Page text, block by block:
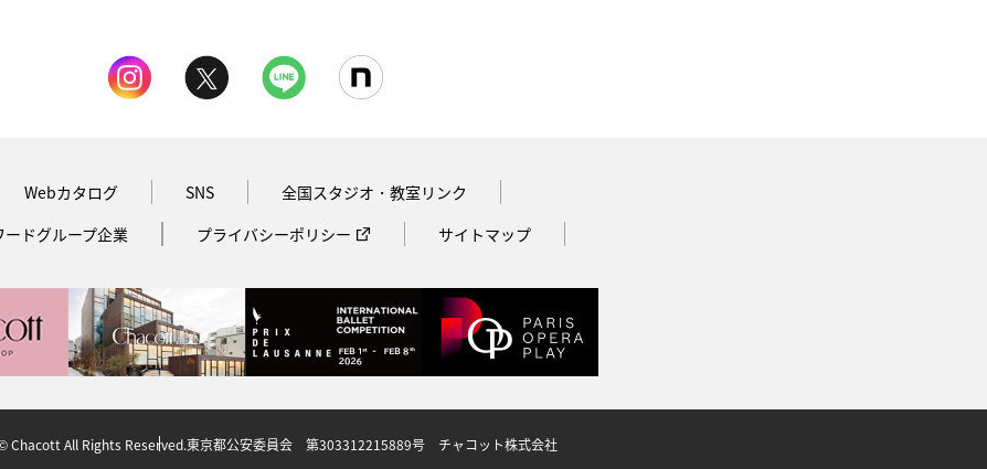
Webカタログ SNS
全国スタジオ・教室リンク
ードグループ企業
プライバシーポリシー サイトマップ
Chacott All Rights Reserved.東京都公安委員会 第303312215889号 チャコット株式会社